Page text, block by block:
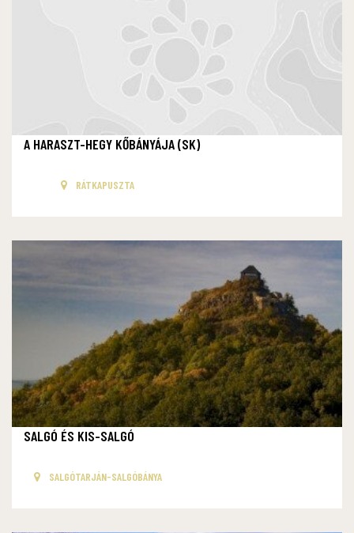
A HARASZT-HEGY KŐBÁNYÁJA (SK)
RÁTKAPUSZTA
SALGÓ ÉS KIS-SALGÓ
SALGÓTARJÁN-SALGÓBÁNYA